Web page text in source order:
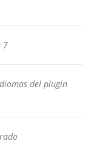
7
del plugin